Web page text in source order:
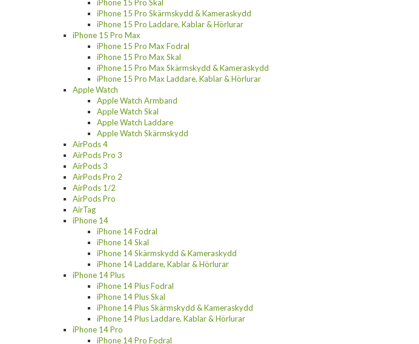
iPhone 15 Pro Skal
iPhone 15 Pro Skärmskydd & Kameraskydd
iPhone 15 Pro Laddare, Kablar & Hörlurar
iPhone 15 Pro Max
iPhone 15 Pro Max Fodral
iPhone 15 Pro Max Skal
iPhone 15 Pro Max Skärmskydd & Kameraskydd
iPhone 15 Pro Max Laddare, Kablar & Hörlurar
Apple Watch
Apple Watch Armband
Apple Watch Skal
Apple Watch Laddare
Apple Watch Skärmskydd
AirPods 4
AirPods Pro 3
AirPods 3
AirPods Pro 2
AirPods 1/2
AirPods Pro
AirTag
iPhone 14
iPhone 14 Fodral
iPhone 14 Skal
iPhone 14 Skärmskydd & Kameraskydd
iPhone 14 Laddare, Kablar & Hörlurar
iPhone 14 Plus
iPhone 14 Plus Fodral
iPhone 14 Plus Skal
iPhone 14 Plus Skärmskydd & Kameraskydd
iPhone 14 Plus Laddare, Kablar & Hörlurar
iPhone 14 Pro
iPhone 14 Pro Fodral